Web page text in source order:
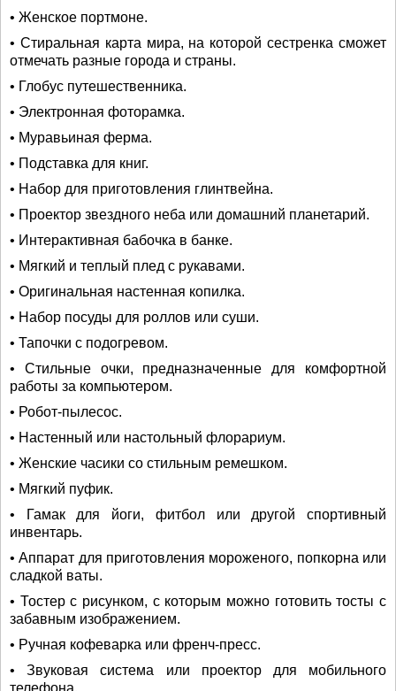
• Женское портмоне.
• Стиральная карта мира, на которой сестренка сможет
отмечать разные города и страны.
• Глобус путешественника.
• Электронная фоторамка.
• Муравьиная ферма.
• Подставка для книг.
• Набор для приготовления глинтвейна.
• Проектор звездного неба или домашний планетарий.
• Интерактивная бабочка в банке.
• Мягкий и теплый плед с рукавами.
• Оригинальная настенная копилка.
• Набор посуды для роллов или суши.
• Тапочки с подогревом.
• Стильные очки, предназначенные для комфортной
работы за компьютером.
• Робот-пылесос.
• Настенный или настольный флорариум.
• Женские часики со стильным ремешком.
• Мягкий пуфик.
• Гамак для йоги, фитбол или другой спортивный
инвентарь.
• Аппарат для приготовления мороженого, попкорна или
сладкой ваты.
• Тостер с рисунком, с которым можно готовить тосты с
забавным изображением.
• Ручная кофеварка или френч-пресс.
• Звуковая система или проектор для мобильного
телефона.